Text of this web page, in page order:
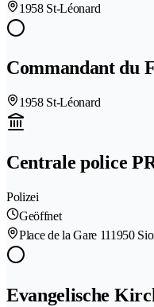
1958 St-Léonard
Commandant du
1958 St-Léonard
Centrale police
Polizei
Geöffnet
Place de la Gare 111950
Evangelische